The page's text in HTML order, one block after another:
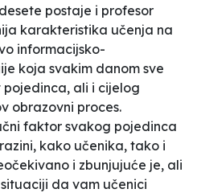
postaje i profesor
karakteristika učenja na
informacijsko-
koja svakim danom sve
ali i cijelog
obrazovni proces.
faktor svakog pojedinca
kako učenika, tako i
i zbunjujuće je, ali
da vam učenici